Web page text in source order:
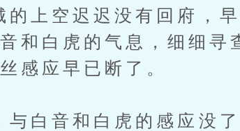
上空迟迟没有回府，早
和白虎的气息，细细寻
感应早已断了。
白音和白虎的感应没了